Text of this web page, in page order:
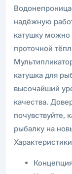
надёжную
катушку
проточной
катушка для
высочайший
качества.
почувствуйте,
рыбалку на